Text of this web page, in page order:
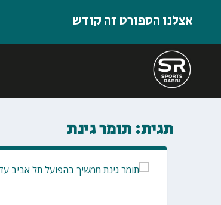
אצלנו הספורט זה קודש
תגית: תומר גינת